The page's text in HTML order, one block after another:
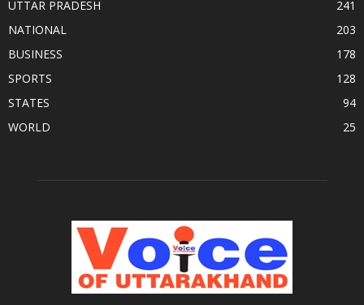
UTTAR PRADESH
241
NATIONAL
203
BUSINESS
178
SPORTS
128
STATES
94
WORLD
25